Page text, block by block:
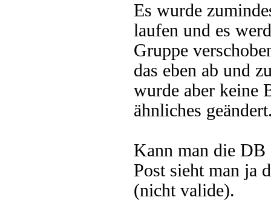
Es wurde
laufen und es
Gruppe
das eben ab und
wurde aber keine
ähnliches
Kann man die DB
Post sieht man ja
(nicht valide).